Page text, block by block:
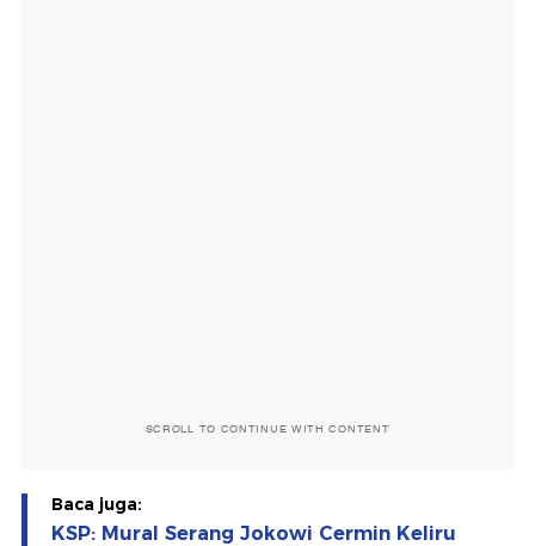
SCROLL TO CONTINUE WITH CONTENT
Baca juga:
KSP: Mural Serang Jokowi Cermin Keliru